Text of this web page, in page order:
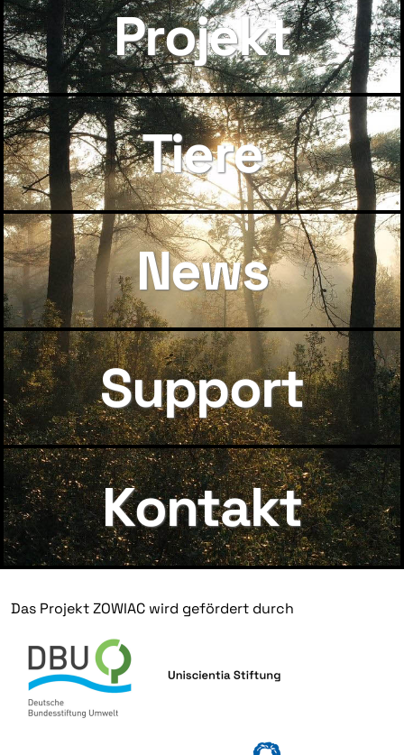
Projekt
Tiere
News
Support
Kontakt
Das Projekt ZOWIAC wird gefördert durch